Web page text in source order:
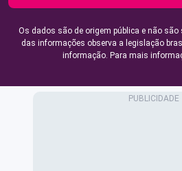
Os dados são de origem pública e não
das informações observa a legislação
informação. Para mais